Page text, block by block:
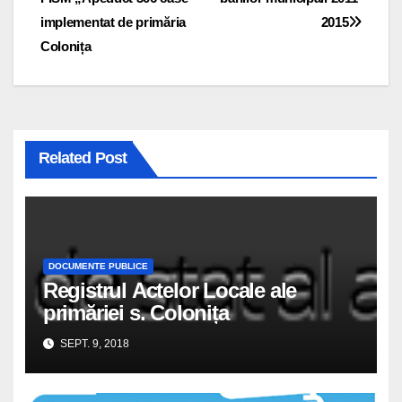
în
articole
2015
implementat de primăria
Colonița
Related Post
DOCUMENTE PUBLICE
Registrul Actelor Locale ale
primăriei s. Colonița
SEPT. 9, 2018